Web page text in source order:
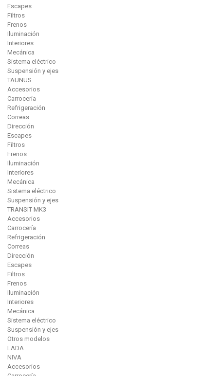
Escapes
Filtros
Frenos
Iluminación
Interiores
Mecánica
Sistema eléctrico
Suspensión y ejes
TAUNUS
Accesorios
Carrocería
Refrigeración
Correas
Dirección
Escapes
Filtros
Frenos
Iluminación
Interiores
Mecánica
Sistema eléctrico
Suspensión y ejes
TRANSIT MK3
Accesorios
Carrocería
Refrigeración
Correas
Dirección
Escapes
Filtros
Frenos
Iluminación
Interiores
Mecánica
Sistema eléctrico
Suspensión y ejes
Otros modelos
LADA
NIVA
Accesorios